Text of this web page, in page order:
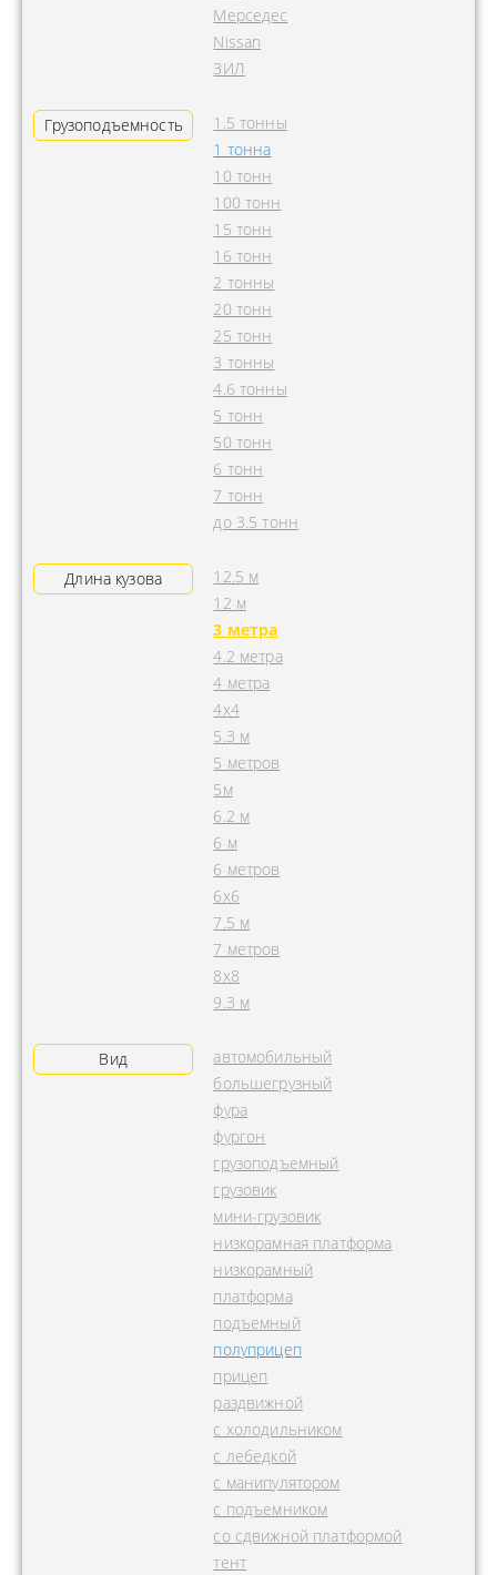
Мерседес
Nissan
ЗИЛ
Грузоподъемность
1.5 тонны
1 тонна
10 тонн
100 тонн
15 тонн
16 тонн
2 тонны
20 тонн
25 тонн
3 тонны
4.6 тонны
5 тонн
50 тонн
6 тонн
7 тонн
до 3.5 тонн
Длина кузова
12.5 м
12 м
3 метра
4.2 метра
4 метра
4x4
5.3 м
5 метров
5м
6.2 м
6 м
6 метров
6х6
7.5 м
7 метров
8х8
9.3 м
Вид
автомобильный
большегрузный
фура
фургон
грузоподъемный
грузовик
мини-грузовик
низкорамная платформа
низкорамный
платформа
подъемный
полуприцеп
прицеп
раздвижной
с холодильником
с лебедкой
с манипулятором
с подъемником
со сдвижной платформой
тент